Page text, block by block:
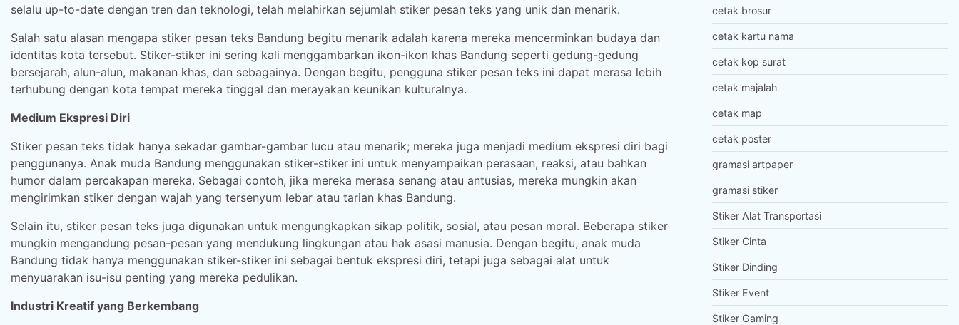
selalu up-to-date dengan tren dan teknologi, telah melahirkan sejumlah stiker pesan teks yang unik dan menarik.
Salah satu alasan mengapa stiker pesan teks Bandung begitu menarik adalah karena mereka mencerminkan budaya dan
identitas kota tersebut. Stiker-stiker ini sering kali menggambarkan ikon-ikon khas Bandung seperti gedung-gedung
bersejarah, alun-alun, makanan khas, dan sebagainya. Dengan begitu, pengguna stiker pesan teks ini dapat merasa lebih
terhubung dengan kota tempat mereka tinggal dan merayakan keunikan kulturalnya.
Medium Ekspresi Diri
Stiker pesan teks tidak hanya sekadar gambar-gambar lucu atau menarik; mereka juga menjadi medium ekspresi diri bagi
penggunanya. Anak muda Bandung menggunakan stiker-stiker ini untuk menyampaikan perasaan, reaksi, atau bahkan
humor dalam percakapan mereka. Sebagai contoh, jika mereka merasa senang atau antusias, mereka mungkin akan
mengirimkan stiker dengan wajah yang tersenyum lebar atau tarian khas Bandung.
Selain itu, stiker pesan teks juga digunakan untuk mengungkapkan sikap politik, sosial, atau pesan moral. Beberapa stiker
mungkin mengandung pesan-pesan yang mendukung lingkungan atau hak asasi manusia. Dengan begitu, anak muda
Bandung tidak hanya menggunakan stiker-stiker ini sebagai bentuk ekspresi diri, tetapi juga sebagai alat untuk
menyuarakan isu-isu penting yang mereka pedulikan.
Industri Kreatif yang Berkembang
cetak brosur
cetak kartu nama
cetak kop surat
cetak majalah
cetak map
cetak poster
gramasi artpaper
gramasi stiker
Stiker Alat Transportasi
Stiker Cinta
Stiker Dinding
Stiker Event
Stiker Gaming